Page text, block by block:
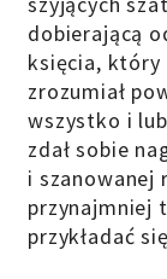
dobierającą
księcia, który
zrozumiał
wszystko i
zdał sobie
i szanowanej
przynajmniej
przykładać